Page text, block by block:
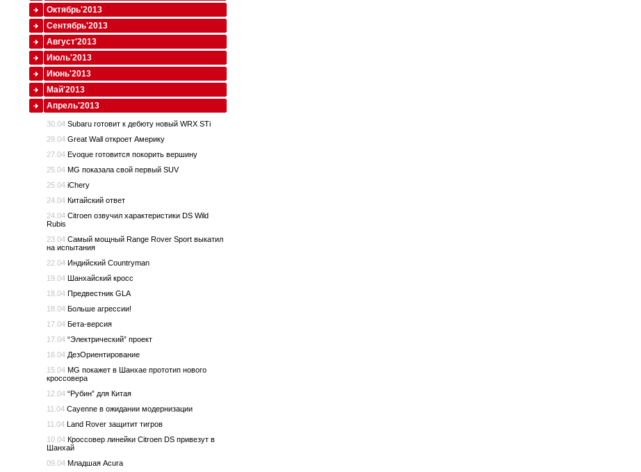
Октябрь'2013
Сентябрь'2013
Август'2013
Июль'2013
Июнь'2013
Май'2013
Апрель'2013
30.04 Subaru готовит к дебюту новый WRX STi
29.04 Great Wall откроет Америку
27.04 Evoque готовится покорить вершину
25.04 MG показала свой первый SUV
25.04 iChery
24.04 Китайский ответ
24.04 Citroen озвучил характеристики DS Wild
Rubis
23.04 Самый мощный Range Rover Sport выкатил
на испытания
22.04 Индийский Countryman
19.04 Шанхайский кросс
18.04 Предвестник GLA
18.04 Больше агрессии!
17.04 Бета-версия
17.04 “Электрический” проект
16.04 ДезОриентирование
15.04 MG покажет в Шанхае прототип нового
кроссовера
12.04 “Рубин” для Китая
11.04 Cayenne в ожидании модернизации
11.04 Land Rover защитит тигров
10.04 Кроссовер линейки Citroen DS привезут в
Шанхай
09.04 Младшая Acura